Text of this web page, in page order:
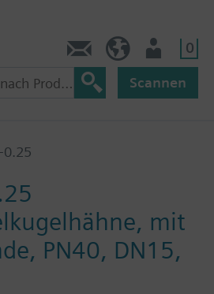
0
Scannen
0.25
mit
PN40, DN15,